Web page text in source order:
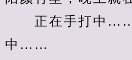
正在手打中……
中……